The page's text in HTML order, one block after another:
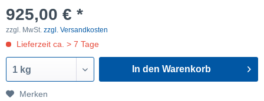
925,00 € *
zzgl. MwSt. zzgl. Versandkosten
Lieferzeit ca. > 7 Tage
1 kg In den Warenkorb
Merken